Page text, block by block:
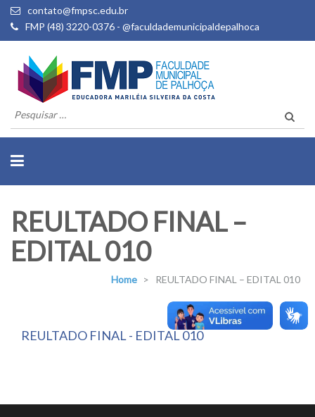
contato@fmpsc.edu.br
FMP (48) 3220-0376 - @faculdademunicipaldepalhoca
Pesquisar
por:
REULTADO FINAL –
EDITAL 010
Home > REULTADO FINAL – EDITAL 010
REULTADO FINAL - EDITAL 010